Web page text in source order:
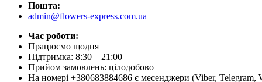
Пошта:
admin@flowers-express.com.ua
Час роботи:
Працюємо щодня
Підтримка: 8:30 – 21:00
Прийом замовлень: цілодобово
На номері +380683884686 є месенджери (Viber, Telegram,